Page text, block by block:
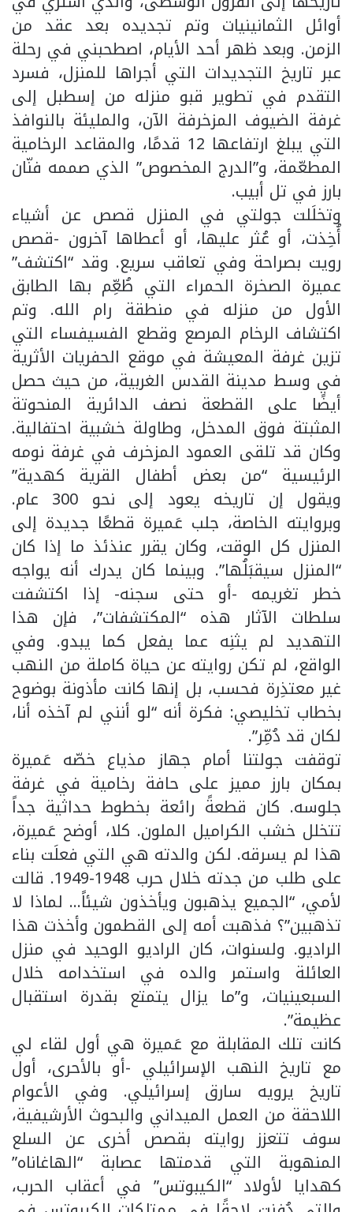
أوائل الثمانينيات وتم تجديده بعد عقد من
الزمن. وبعد ظهر أحد الأيام، اصطحبني في رحلة
عبر تاريخ التجديدات التي أجراها للمنزل، فسرد
التقدم في تطوير قبو منزله من إسطبل إلى
غرفة الضيوف المزخرفة الآن، والمليئة بالنوافذ
التي يبلغ ارتفاعها 12 قدمًا، والمقاعد الرخامية
المطعّمة، و”الدرج المخصوص” الذي صممه فنّان
بارز في تل أبيب.
وتخلَلت جولتي في المنزل قصص عن أشياء
أُخِذت، أو عُثر عليها، أو أعطاها آخرون -قصص
رويت بصراحة وفي تعاقب سريع. وقد “اكتشف”
عميرة الصخرة الحمراء التي طُعِّم بها الطابق
الأول من منزله في منطقة رام الله. وتم
اكتشاف الرخام المرصع وقطع الفسيفساء التي
تزين غرفة المعيشة في موقع الحفريات الأثرية
في وسط مدينة القدس الغربية، من حيث حصل
أيضًا على القطعة نصف الدائرية المنحوتة
المثبتة فوق المدخل، وطاولة خشبية احتفالية.
وكان قد تلقى العمود المزخرف في غرفة نومه
الرئيسية “من بعض أطفال القرية كهدية”
ويقول إن تاريخه يعود إلى نحو 300 عام.
وبروايته الخاصة، جلب عَميرة قطعًا جديدة إلى
المنزل كل الوقت، وكان يقرر عنذئذ ما إذا كان
“المنزل سيقبَلُها”. وبينما كان يدرك أنه يواجه
خطر تغريمه -أو حتى سجنه- إذا اكتشفت
سلطات الآثار هذه “المكتشفات”، فإن هذا
التهديد لم يثنِه عما يفعل كما يبدو. وفي
الواقع، لم تكن روايته عن حياة كاملة من النهب
غير معتذِرة فحسب، بل إنها كانت مأذونة بوضوح
بخطاب تخليصي: فكرة أنه “لو أنني لم آخذه أنا،
لكان قد دُمِّر”.
توقفت جولتنا أمام جهاز مذياع خصّه عَميرة
بمكان بارز مميز على حافة رخامية في غرفة
جلوسه. كان قطعةً رائعة بخطوط حداثية جداً
تتخلل خشب الكراميل الملون. كلا، أوضح عَميرة،
هذا لم يسرقه. لكن والدته هي التي فعلَت بناء
على طلب من جدته خلال حرب 1948-1949. قالت
لأمي، “الجميع يذهبون ويأخذون شيئاً… لماذا لا
تذهبين”؟ فذهبت أمه إلى القطمون وأخذت هذا
الراديو. ولسنوات، كان الراديو الوحيد في منزل
العائلة واستمر والده في استخدامه خلال
السبعينيات، و”ما يزال يتمتع بقدرة استقبال
عظيمة”.
كانت تلك المقابلة مع عَميرة هي أول لقاء لي
مع تاريخ النهب الإسرائيلي -أو بالأحرى، أول
تاريخ يرويه سارق إسرائيلي. وفي الأعوام
اللاحقة من العمل الميداني والبحوث الأرشيفية،
سوف تتعزز روايته بقصص أخرى عن السلع
المنهوبة التي قدمتها عصابة “الهاغاناه”
كهدايا لأولاد “الكيبوتس” في أعقاب الحرب،